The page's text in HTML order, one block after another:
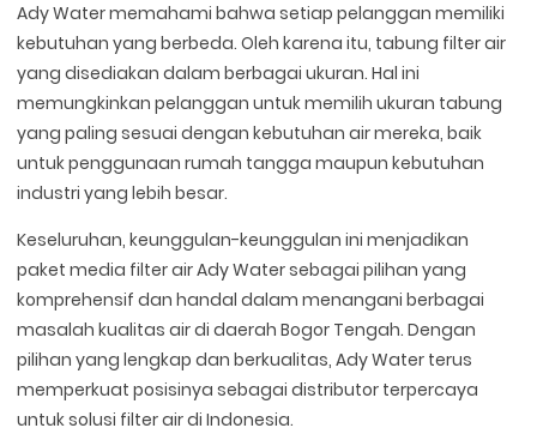
Ady Water memahami bahwa setiap pelanggan memiliki
kebutuhan yang berbeda. Oleh karena itu, tabung filter air
yang disediakan dalam berbagai ukuran. Hal ini
memungkinkan pelanggan untuk memilih ukuran tabung
yang paling sesuai dengan kebutuhan air mereka, baik
untuk penggunaan rumah tangga maupun kebutuhan
industri yang lebih besar.
Keseluruhan, keunggulan-keunggulan ini menjadikan
paket media filter air Ady Water sebagai pilihan yang
komprehensif dan handal dalam menangani berbagai
masalah kualitas air di daerah Bogor Tengah. Dengan
pilihan yang lengkap dan berkualitas, Ady Water terus
memperkuat posisinya sebagai distributor terpercaya
untuk solusi filter air di Indonesia.